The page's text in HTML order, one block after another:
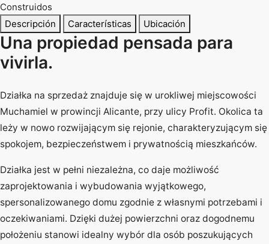
Construidos
Descripción
Características Ubicación
Una propiedad pensada para
vivirla.
Działka na sprzedaż znajduje się w urokliwej miejscowości
Muchamiel w prowincji Alicante, przy ulicy Profit. Okolica ta
leży w nowo rozwijającym się rejonie, charakteryzującym się
spokojem, bezpieczeństwem i prywatnością mieszkańców.
Działka jest w pełni niezależna, co daje możliwość
zaprojektowania i wybudowania wyjątkowego,
spersonalizowanego domu zgodnie z własnymi potrzebami i
oczekiwaniami. Dzięki dużej powierzchni oraz dogodnemu
położeniu stanowi idealny wybór dla osób poszukujących